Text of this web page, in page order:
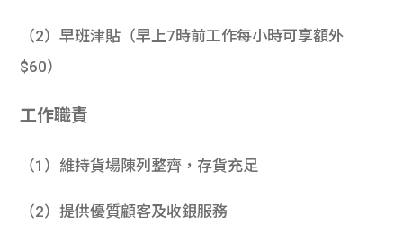
（2）早班津貼（早上7時前工作每小時可享額外
$60）
工作職責
（1）維持貨場陳列整齊，存貨充足
（2）提供優質顧客及收銀服務